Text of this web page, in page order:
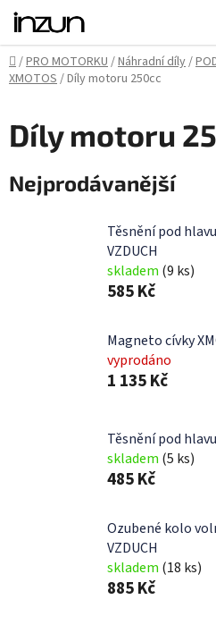
Přejít
obsah
Domů
/PRO MOTORKU/Náhradní díly/
XMOTOS/Díly motoru 250cc
Díly motoru
Nejprodávanější
Těsnění pod
VZDUCH
skladem (9 ks)
585 Kč
Magneto cívky
vyprodáno
1 135 Kč
Těsnění pod
skladem (5 ks)
485 Kč
Ozubené kolo
VZDUCH
skladem (18 ks)
885 Kč